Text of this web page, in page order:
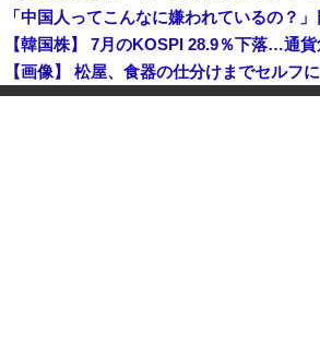
【画像】 松屋、食器の仕分けまでセルフに